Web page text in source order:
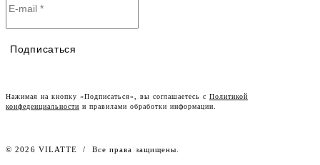
Условия сотрудничества
Lookbook
Работа в компании
Подписаться
Нажимая на кнопку «Подписаться», вы соглашаетесь с Политикой
конфеденциальности и правилами обработки информации.
© 2026 VILATTE / Все права защищены.